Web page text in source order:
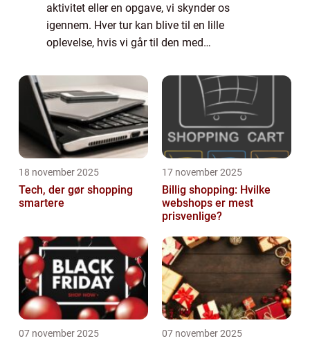
aktivitet eller en opgave, vi skynder os
igennem. Hver tur kan blive til en lille
oplevelse, hvis vi går til den med
handler ikke om at bruge mere p...
18 november 2025
Tech, der gør shopping
smartere
17 november 2025
Billig shopping: Hvilke
webshops er mest
prisvenlige?
07 november 2025 07 november 2025